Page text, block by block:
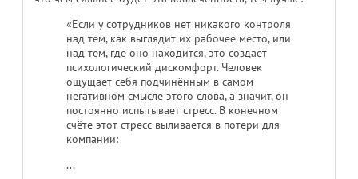
«Если у сотрудников нет никакого контроля
над тем, как выглядит их рабочее место, или
над тем, где оно находится, это создаёт
психологический дискомфорт. Человек
ощущает себя подчинённым в самом
негативном смысле этого слова, а значит, он
постоянно испытывает стресс. В конечном
счёте этот стресс выливается в потери для
компании:
...